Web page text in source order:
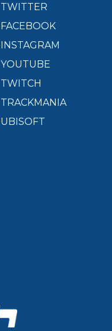
TWITTER
FACEBOOK
INSTAGRAM
YOUTUBE
TWITCH
TRACKMANIA
UBISOFT